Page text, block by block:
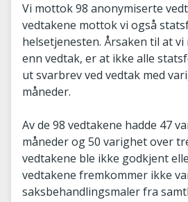
Vi mottok 98 anonymiserte
vedtakene mottok vi også
helsetjenesten. Årsaken til at
enn vedtak, er at ikke alle
ut svarbrev ved vedtak med
måneder.
Av de 98 vedtakene hadde 47
måneder og 50 varighet over
vedtakene ble ikke godkjent
vedtakene fremkommer ikke
saksbehandlingsmaler fra